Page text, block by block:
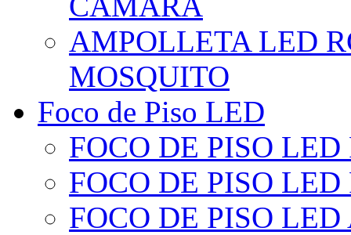
AMPOLLETA LED
MOSQUITO
Foco de Piso LED
FOCO DE PISO
FOCO DE PISO
FOCO DE PISO